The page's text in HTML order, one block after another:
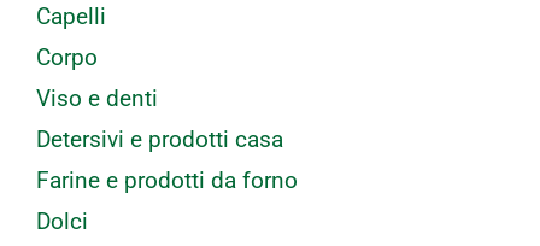
Capelli
Corpo
Viso e denti
Detersivi e prodotti casa
Farine e prodotti da forno
Dolci